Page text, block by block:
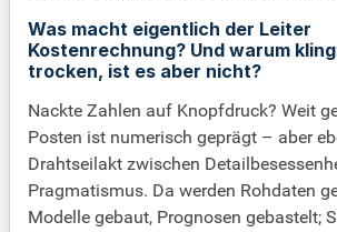
Was macht eigentlich der Leiter
Kostenrechnung? Und warum
trocken, ist es aber nicht?
Nackte Zahlen auf Knopfdruck? Weit
Posten ist numerisch geprägt – aber
Drahtseilakt zwischen
Pragmatismus. Da werden Rohdaten
Modelle gebaut, Prognosen gebastelt;